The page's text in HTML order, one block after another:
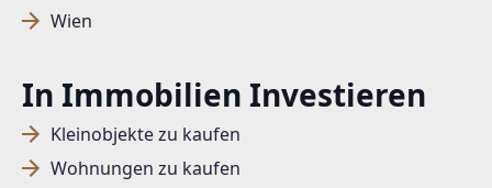
Wien
In Immobilien Investieren
Kleinobjekte zu kaufen
Wohnungen zu kaufen